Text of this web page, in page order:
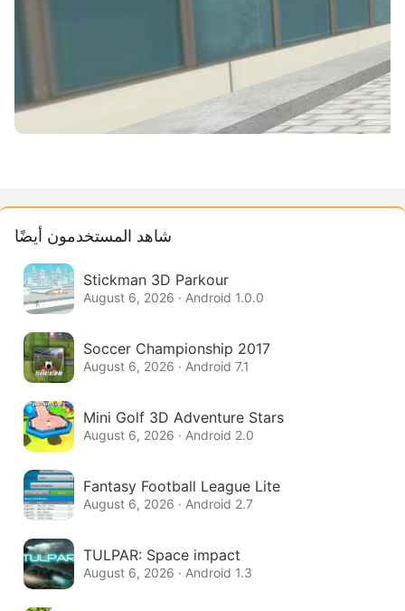
شاهد المستخدمون أيضًا
Stickman 3D Parkour
August 6, 2026 · Android 1.0.0
Soccer Championship 2017
August 6, 2026 · Android 7.1
Mini Golf 3D Adventure Stars
August 6, 2026 · Android 2.0
Fantasy Football League Lite
August 6, 2026 · Android 2.7
TULPAR: Space impact
August 6, 2026 · Android 1.3